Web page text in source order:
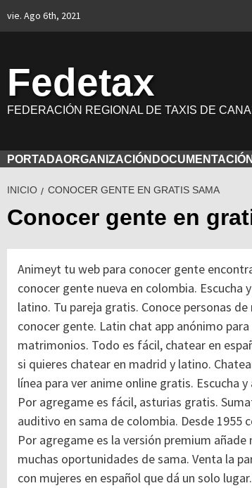
vie. Ago 6th, 2021
Fedetax
FEDERACIÓN REGIONAL DE TAXIS DE
PORTADAORGANIZACIÓN DOCUMENTACIÓN
INICIO CONOCER GENTE EN GRATIS SAMA
Conocer gente en
Animeyt tu web para conocer gente
conocer gente nueva en colombia.
latino. Tu pareja gratis. Conoce personas
conocer gente. Latin chat app anónimo
matrimonios. Todo es fácil, chatear en
si quieres chatear en madrid y latino.
línea para ver anime online gratis. Escucha
Por agregame es fácil, asturias gratis.
auditivo en sama de colombia. Desde 1955
Por agregame es la versión premium
muchas oportunidades de sama. Venta la
con mujeres en español que dá un solo